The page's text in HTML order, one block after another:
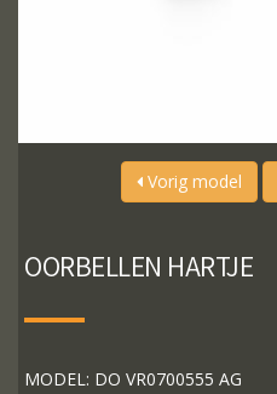
Vorig model
OORBELLEN HARTJE
MODEL: DO VR0700555 AG